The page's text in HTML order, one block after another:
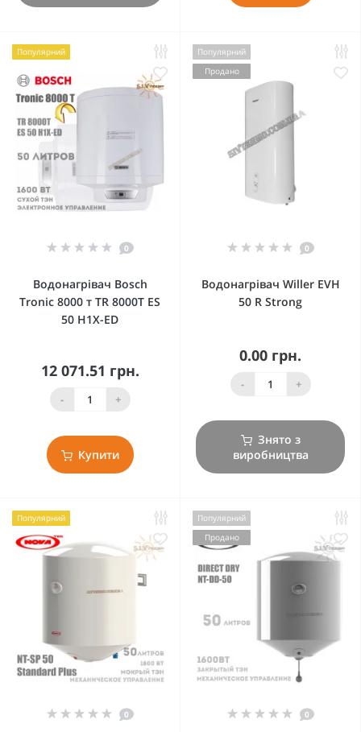
Популярний
0
Водонагрівач Bosch
Tronic 8000 т TR 8000T ES
50 H1X-ED
12 071.51 грн.
- +
Купити
Популярний
Продано
0
Водонагрівач Willer EVH
50 R Strong
0.00 грн.
- +
Знято з
виробництва
Популярний
0
Популярний
Продано
0